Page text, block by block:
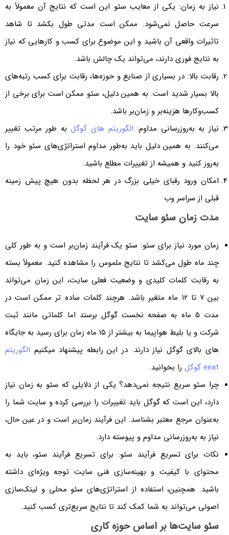
نیاز به زمان: یکی از معایب سئو این است که نتایج آن معمولاً به
سرعت حاصل نمی‌شود. ممکن است مدتی طول بکشد تا شاهد
تاثیرات واقعی آن باشید و این موضوع برای کسب و کارهایی که نیاز
به نتایج فوری دارند، می‌تواند یک چالش باشد.
رقابت بالا: در بسیاری از صنایع و حوزه‌ها، رقابت برای کسب رتبه‌های
بالا بسیار شدید است. به همین دلیل، سئو ممکن است برای برخی از
کسب‌وکارها هزینه‌بر و زمان‌بر باشد.
نیاز به به‌روزرسانی مداوم: الگوریتم های گوگلبه طور مرتب تغییر
می‌کنند. به همین دلیل باید به‌طور مداوم استراتژی‌های سئو خود را
به‌روز کنید و همیشه از تغییرات مطلع باشید.
امکان ورود رقبای خیلی بزرگ در هر لحظه بدون هیچ پیش زمینه
قبلی از سراسر وب
مدت زمان سئو سایت
زمان مورد نیاز برای سئو: سئو یک فرآیند زمان‌بر است و به طور کلی
چند ماه طول می‌کشد تا نتایج ملموس را مشاهده کنید. معمولاً بسته
به رقابت کلمات کلیدی و وضعیت فعلی سایت، این زمان می‌تواند
بین ۷ تا ۱۲ ماه متغیر باشد. هرچند کلمات ساده تر ممکن است در
مدت ۵ ماه به صفحه نخست گوگل برسند اما کلماتی مانند ثبت
شرکت و یا بلیط هواپیما به بیشتر از ۱۵ ماه زمان برای رسید به جایگاه
های بالای گوگل نیاز دارند. در این رابطه پیشنهاد میکنیم الگوریتم
eeat گوگل
را بخوانید.
چرا سئو سریع نتیجه نمی‌دهد؟ یکی از دلایلی که سئو به زمان نیاز
دارد، این است که گوگل باید تغییرات را بررسی کرده و سایت شما را
به‌عنوان مرجع معتبر بشناسد. این فرآیند زمان‌بر است و در عین حال،
نیاز به به‌روزرسانی مداوم و پیوسته دارد.
نکات برای تسریع فرآیند سئو: برای تسریع فرآیند سئو، باید به
محتوای با کیفیت و بهینه‌سازی فنی سایت توجه ویژه‌ای داشته
باشید. همچنین، استفاده از استراتژی‌های سئو محلی و لینک‌سازی
اصولی می‌تواند به شما کمک کند تا نتایج سریع‌تری کسب کنید.
سئو سایت‌ها بر اساس حوزه کاری